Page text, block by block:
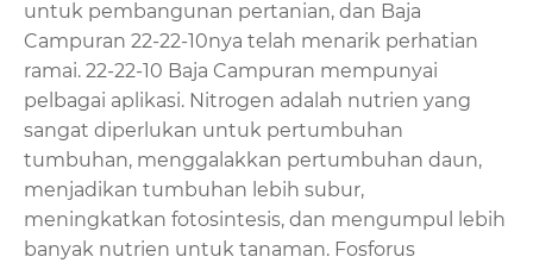
untuk pembangunan pertanian, dan Baja
Campuran 22-22-10nya telah menarik perhatian
ramai. 22-22-10 Baja Campuran mempunyai
pelbagai aplikasi. Nitrogen adalah nutrien yang
sangat diperlukan untuk pertumbuhan
tumbuhan, menggalakkan pertumbuhan daun,
menjadikan tumbuhan lebih subur,
meningkatkan fotosintesis, dan mengumpul lebih
banyak nutrien untuk tanaman. Fosforus